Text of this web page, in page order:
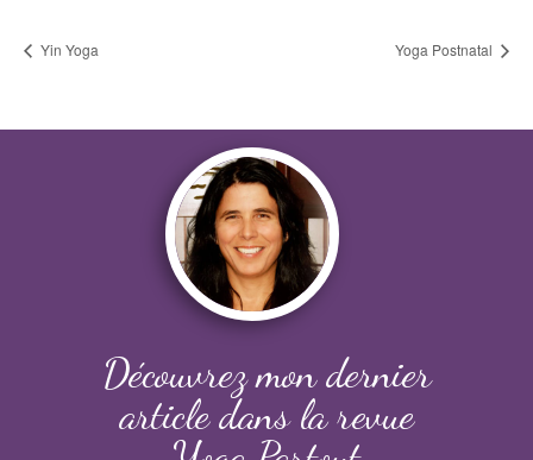
Yin Yoga Yoga Postnatal
Découvrez mon dernier
article dans la revue